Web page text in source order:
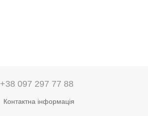
+38 097 297 77 88
Контактна інформація